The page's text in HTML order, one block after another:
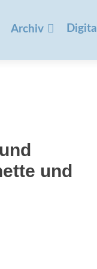
Archiv Digital
und